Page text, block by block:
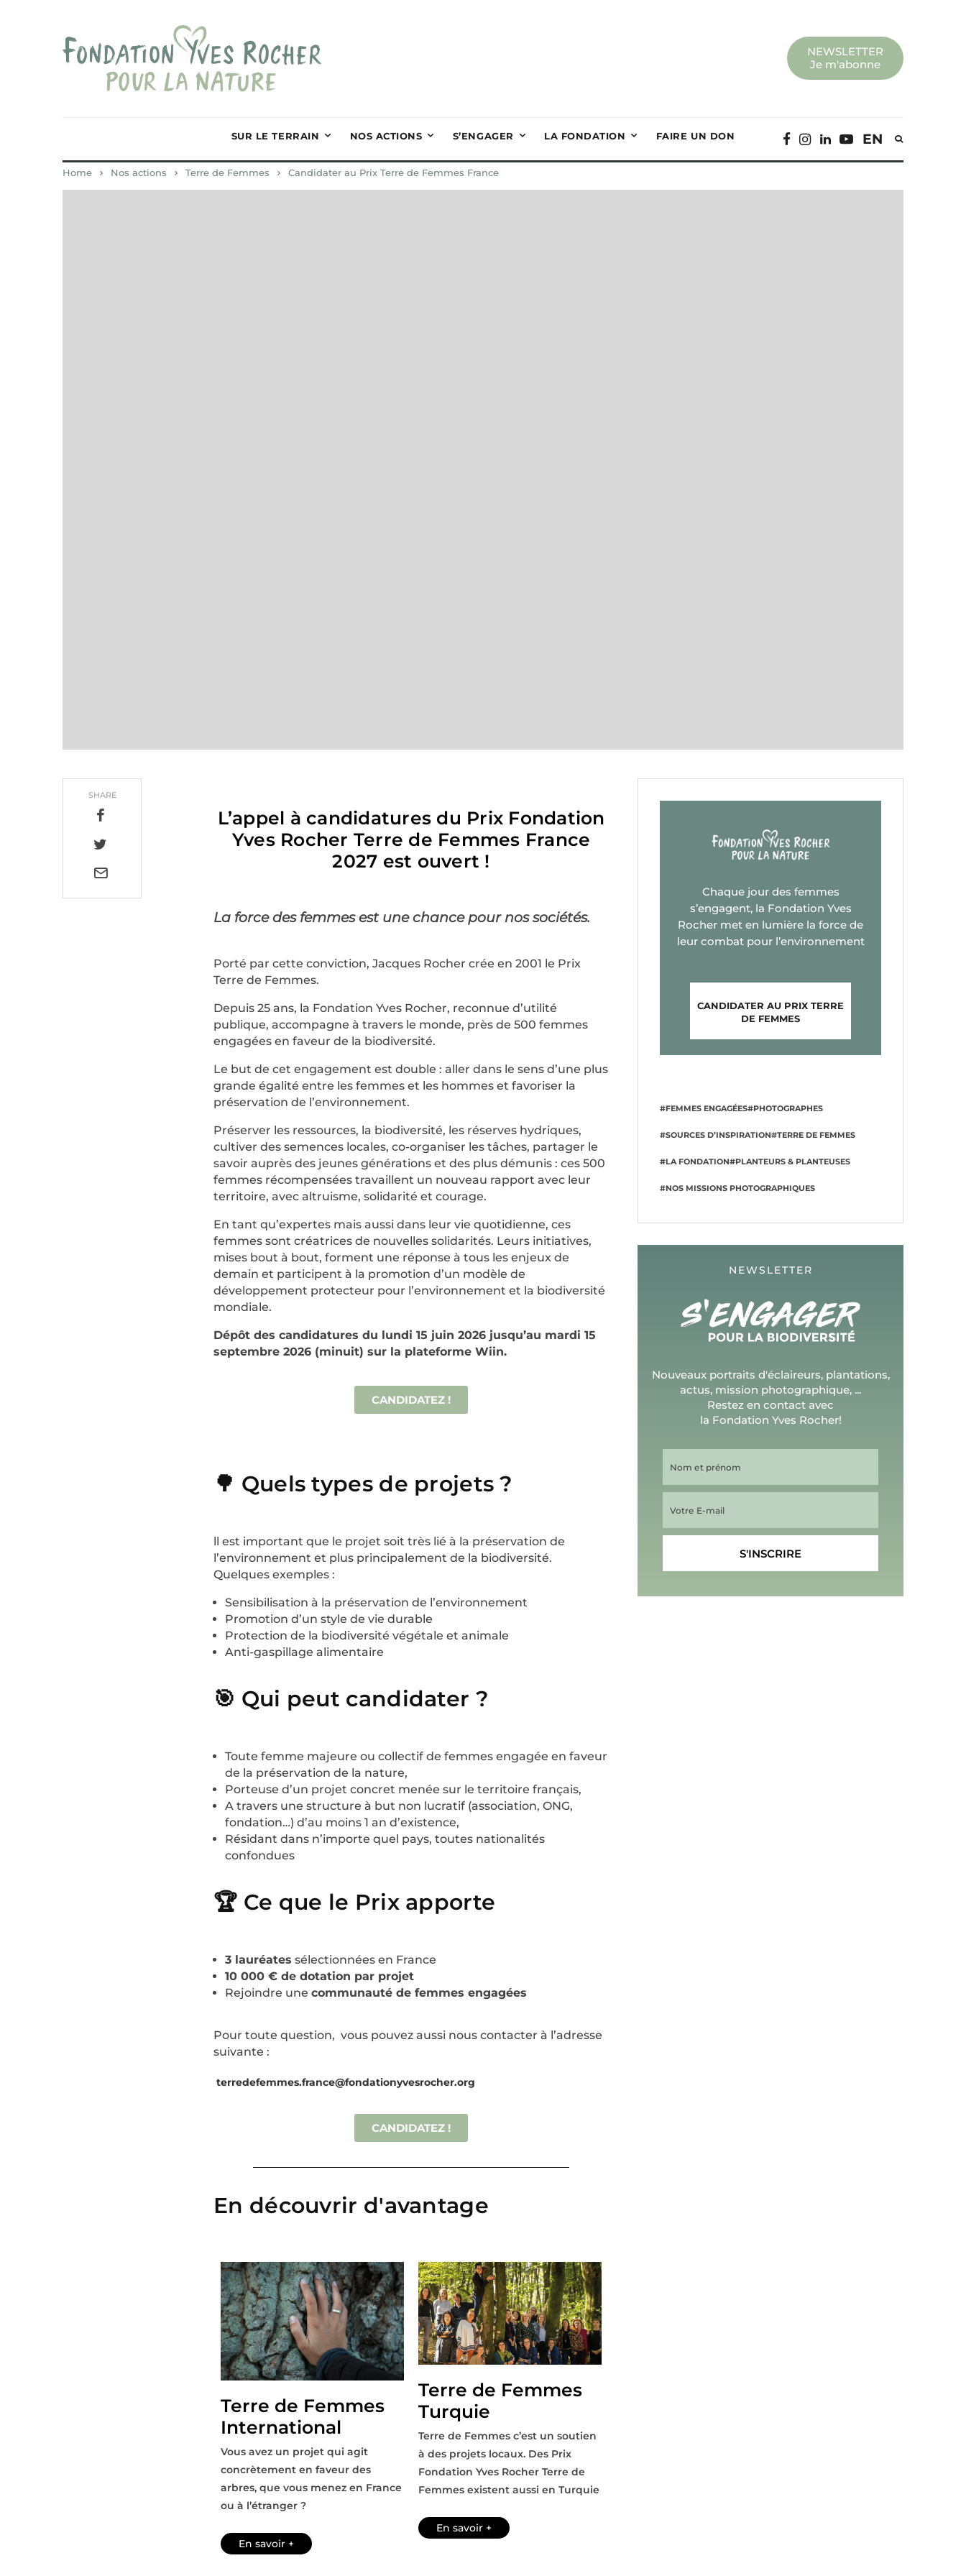
NEWSLETTER
Je m'abonne
SUR LE TERRAIN NOS ACTIONS S’ENGAGER LA FONDATION FAIRE UN DON EN
Home Nos actions Terre de Femmes Candidater au Prix Terre de Femmes France
SHARE
L’appel à candidatures du​ Prix Fondation
Yves Rocher Terre de Femmes France
2027 est ouvert !
La force des femmes est une chance pour nos sociétés. ​
Porté par cette conviction, Jacques Rocher crée en 2001 le Prix
Terre de Femmes.​​
Depuis 25 ans, la Fondation Yves Rocher, reconnue d’utilité
publique, accompagne à travers le monde, près de 500 femmes
engagées en faveur de la biodiversité.​
Le but de cet engagement est double : aller dans le sens d’une plus
grande égalité entre les femmes et les hommes et favoriser la
préservation de l’environnement.​​
Préserver les ressources, la biodiversité, les réserves hydriques,
cultiver des semences locales, co-organiser les tâches, partager le
savoir auprès des jeunes générations et des plus démunis : ces 500
femmes récompensées travaillent un nouveau rapport avec leur
territoire, avec altruisme, solidarité et courage.​
En tant qu’expertes mais aussi dans leur vie quotidienne, ces
femmes sont créatrices de nouvelles solidarités. Leurs initiatives,
mises bout à bout, forment une réponse à tous les enjeux de
demain et participent à la promotion d’un modèle de
développement protecteur pour l’environnement et la biodiversité
mondiale.​
Dépôt des candidatures du lundi 15 juin 2026 jusqu’au mardi 15
septembre 2026 (minuit) sur la plateforme Wiin. ​
CANDIDATEZ !
🌳 Quels types de projets ?
ll est important que le projet soit très lié à la préservation de
l’environnement et plus principalement de la biodiversité.
Quelques exemples :
Sensibilisation à la préservation de l’environnement
Promotion d’un style de vie durable
Protection de la biodiversité végétale et animale
Anti-gaspillage alimentaire
🎯 Qui peut candidater ?
Toute femme majeure ou collectif de femmes engagée en faveur
de la préservation de la nature,
Porteuse d’un projet concret menée sur le territoire français,
A travers une structure à but non lucratif (association, ONG,
fondation…) d’au moins 1 an d’existence,
Résidant dans n’importe quel pays, toutes nationalités
confondues
🏆 Ce que le Prix apporte
3 lauréates sélectionnées en France
10 000 € de dotation par projet
Rejoindre une communauté de femmes engagées
Pour toute question, vous pouvez aussi nous contacter à l’adresse
suivante :
terredefemmes.france@fondationyvesrocher.org
CANDIDATEZ !
En découvrir d'avantage
Terre de Femmes
International
Vous avez un projet qui agit
concrètement en faveur des
arbres, que vous menez en France
ou à l’étranger ?
En savoir +
Terre de Femmes
Turquie
Terre de Femmes c’est un soutien
à des projets locaux. Des Prix
Fondation Yves Rocher Terre de
Femmes existent aussi en Turquie
En savoir +
Chaque jour des femmes
s’engagent, la Fondation Yves
Rocher met en lumière la force de
leur combat pour l’environnement
CANDIDATER AU PRIX TERRE
DE FEMMES
#FEMMES ENGAGÉES#PHOTOGRAPHES
#SOURCES D’INSPIRATION#TERRE DE FEMMES
#LA FONDATION#PLANTEURS & PLANTEUSES
#NOS MISSIONS PHOTOGRAPHIQUES
NEWSLETTER
Nouveaux portraits d'éclaireurs, plantations,
actus, mission photographique, ...
Restez en contact avec
la Fondation Yves Rocher!